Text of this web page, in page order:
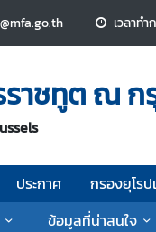
เวลาท
าชทูต ณ ก
ประกาศ กรองยุโร
ข้อมูลที่น่าสนใจ